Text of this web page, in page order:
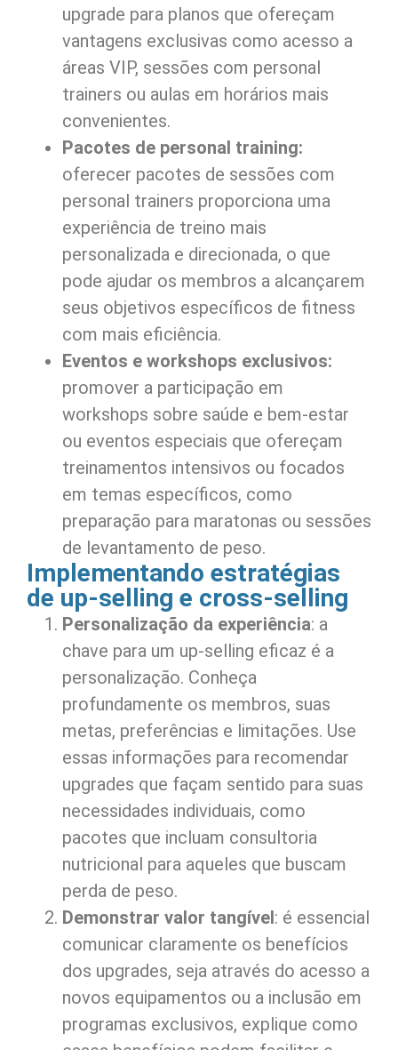
upgrade para planos que ofereçam
vantagens exclusivas como acesso a
áreas VIP, sessões com personal
trainers ou aulas em horários mais
convenientes.
Pacotes de personal training:
oferecer pacotes de sessões com
personal trainers proporciona uma
experiência de treino mais
personalizada e direcionada, o que
pode ajudar os membros a alcançarem
seus objetivos específicos de fitness
com mais eficiência.
Eventos e workshops exclusivos:
promover a participação em
workshops sobre saúde e bem-estar
ou eventos especiais que ofereçam
treinamentos intensivos ou focados
em temas específicos, como
preparação para maratonas ou sessões
de levantamento de peso.
Implementando estratégias
de up-selling e cross-selling
Personalização da experiência: a
chave para um up-selling eficaz é a
personalização. Conheça
profundamente os membros, suas
metas, preferências e limitações. Use
essas informações para recomendar
upgrades que façam sentido para suas
necessidades individuais, como
pacotes que incluam consultoria
nutricional para aqueles que buscam
perda de peso.
Demonstrar valor tangível : é essencial
comunicar claramente os benefícios
dos upgrades, seja através do acesso a
novos equipamentos ou a inclusão em
programas exclusivos, explique como